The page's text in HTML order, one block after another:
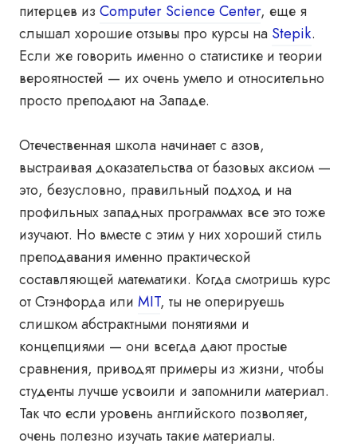
питерцев из Computer Science Center, еще я
слышал хорошие отзывы про курсы на Stepik.
Если же говорить именно о статистике и теории
вероятностей — их очень умело и относительно
просто преподают на Западе.
Отечественная школа начинает с азов,
выстраивая доказательства от базовых аксиом —
это, безусловно, правильный подход и на
профильных западных программах все это тоже
изучают. Но вместе с этим у них хороший стиль
преподавания именно практической
составляющей математики. Когда смотришь курс
от Стэнфорда или MIT, ты не оперируешь
слишком абстрактными понятиями и
концепциями — они всегда дают простые
сравнения, приводят примеры из жизни, чтобы
студенты лучше усвоили и запомнили материал.
Так что если уровень английского позволяет,
очень полезно изучать такие материалы.